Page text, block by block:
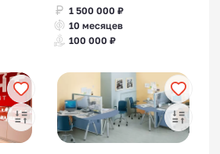
1 500 000 ₽
10 месяцев
100 000 ₽